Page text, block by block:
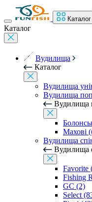
Каталог
Каталог
Вудилища
Каталог
Вудилища
Вудилища
Вудилища
Махові
Вудилища
Вудилища
Favorite
Fishing
GC (2)
Select